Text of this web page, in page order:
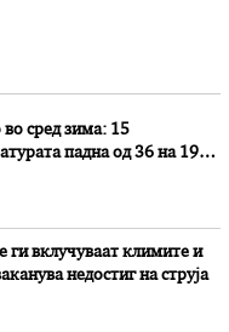
сред зима: 15
падна од 36 на 19
ги вклучуваат климите и
недостиг на струја